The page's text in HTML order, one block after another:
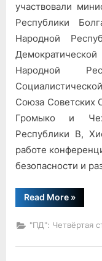
участвовали
Республики
Народной
Народной
Союза Советских
Громыко и
Республики В,
работе
безопасности и
Read More“Единая
позиция”
»
"ПД": Четвёртая